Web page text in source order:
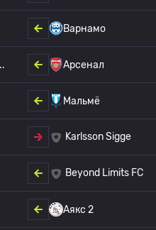
Варнамо
Арсенал
Мальмё
Karlsson Sigge
Beyond Limits FC
Аякс 2